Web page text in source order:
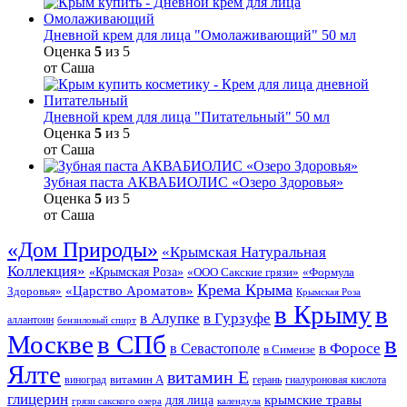
Дневной крем для лица "Омолаживающий" 50 мл
Оценка 5 из 5
от Саша
Дневной крем для лица "Питательный" 50 мл
Оценка 5 из 5
от Саша
Зубная паста АКВАБИОЛИС «Озеро Здоровья»
Оценка 5 из 5
от Саша
«Дом Природы» «Крымская Натуральная
Коллекция» «Крымская Роза» «ООО Сакские грязи» «Формула
Здоровья» «Царство Ароматов» Крема Крыма Крымская Роза
аллантоин бензиловый спирт в Алупке в Гурзуфе в Крымув
Москвев СПб в Севастополе в Симеизе в Форосе в
Ялте виноград витамин А витамин Е герань гиалуроновая кислота
глицерин грязи сакского озера для лица календула крымские травы